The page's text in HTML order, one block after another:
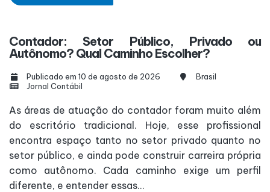
Contador: Setor Público, Privado ou
Autônomo? Qual Caminho Escolher?
Publicado em 10 de agosto de 2026
Brasil
Jornal Contábil
As áreas de atuação do contador foram muito além
do escritório tradicional. Hoje, esse profissional
encontra espaço tanto no setor privado quanto no
setor público, e ainda pode construir carreira própria
como autônomo. Cada caminho exige um perfil
diferente, e entender essas...